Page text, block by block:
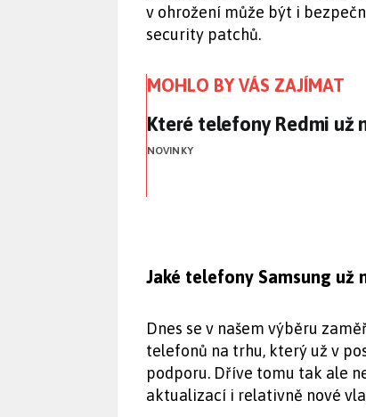
v ohrožení může být i
security patchů.
MOHLO BY VÁS ZAJÍMAT
Které telefony Redmi už
Které telefony Redmi už
NOVINKY
Jaké telefony Samsung už
Dnes se v našem výběru
telefonů na trhu, který už v
podporu. Dříve tomu tak ale
aktualizací i relativně nové